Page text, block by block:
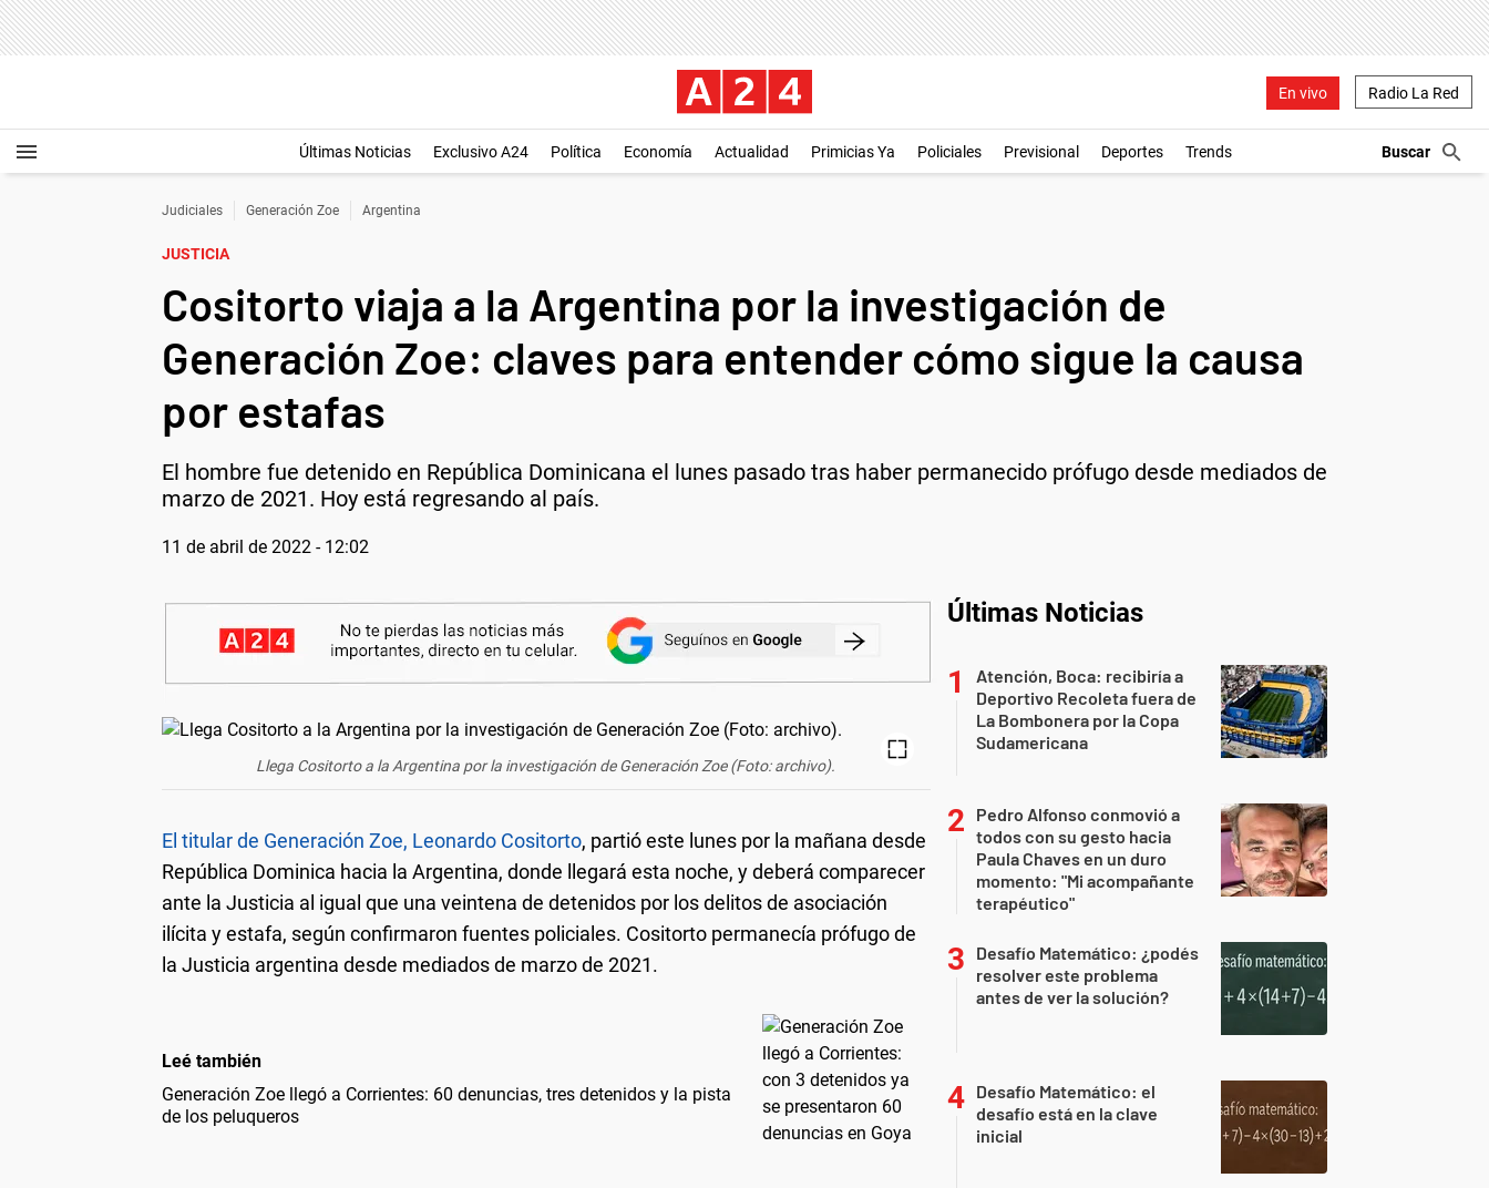
En vivo Radio La Red
Últimas Noticias Exclusivo A24 Política Economía Actualidad Primicias Ya Policiales Previsional Deportes Trends
Judiciales Generación Zoe Argentina
JUSTICIA
Cositorto viaja a la Argentina por la investigación de
Generación Zoe: claves para entender cómo sigue la causa
por estafas
El hombre fue detenido en República Dominicana el lunes pasado tras haber permanecido prófugo desde mediados de
marzo de 2021. Hoy está regresando al país.
11 de abril de 2022 - 12:02
Llega Cositorto a la Argentina por la investigación de Generación Zoe (Foto: archivo).
El titular de Generación Zoe, Leonardo Cositorto, partió este lunes por la mañana desde
República Dominica hacia la Argentina, donde llegará esta noche, y deberá comparecer
ante la Justicia al igual que una veintena de detenidos por los delitos de asociación
ilícita y estafa, según confirmaron fuentes policiales. Cositorto permanecía prófugo de
la Justicia argentina desde mediados de marzo de 2021.
Leé también
Generación Zoe llegó a Corrientes: 60 denuncias, tres detenidos y la pista
de los peluqueros
Últimas Noticias
Atención, Boca: recibiría a
Deportivo Recoleta fuera de
La Bombonera por la Copa
Sudamericana
Pedro Alfonso conmovió a
todos con su gesto hacia
Paula Chaves en un duro
momento: "Mi acompañante
terapéutico"
Desafío Matemático: ¿podés
resolver este problema
antes de ver la solución?
Desafío Matemático: el
desafío está en la clave
inicial